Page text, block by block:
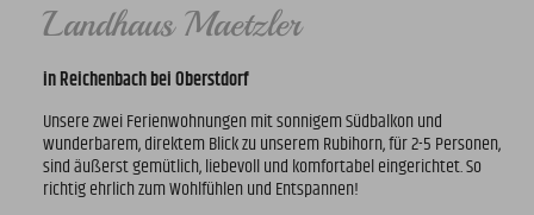
Landhaus Maetzler
in Reichenbach bei Oberstdorf
Unsere zwei Ferienwohnungen mit sonnigem Südbalkon und
wunderbarem, direktem Blick zu unserem Rubihorn, für 2-5 Personen,
sind äußerst gemütlich, liebevoll und komfortabel eingerichtet. So
richtig ehrlich zum Wohlfühlen und Entspannen!